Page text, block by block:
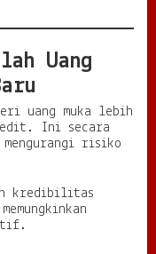
Uang
uang muka lebih
Ini secara
risiko
kredibilitas